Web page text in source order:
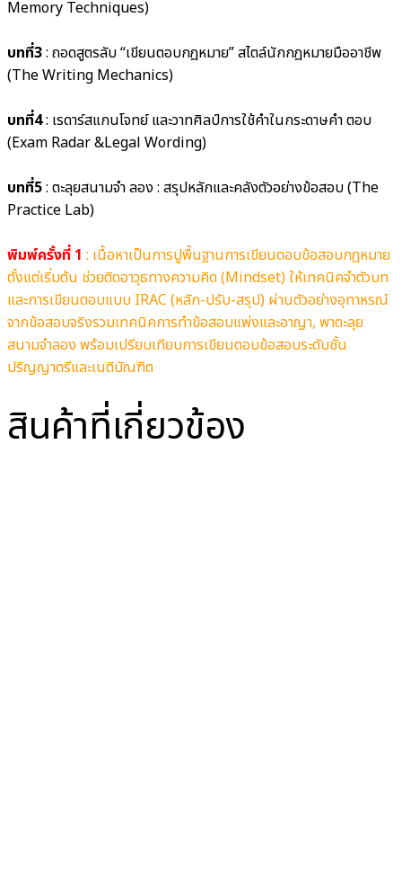
Memory Techniques)
บทที่3: ถอดสูตรลับ “เขียนตอบกฎหมาย” สไตล์นักกฎหมายมืออาชีพ
(The Writing Mechanics)
บทที่4: เรดาร์สแกนโจทย์ และวาทศิลป์การใช้คำในกระดาษคำ ตอบ
(Exam Radar &Legal Wording)
บทที่5: ตะลุยสนามจำ ลอง : สรุปหลักและคลังตัวอย่างข้อสอบ (The
Practice Lab)
พิมพ์ครั้งที่ 1 : เนื้อหาเป็นการปูพื้นฐานการเขียนตอบข้อสอบกฎหมาย
ตั้งแต่เริ่มต้น ช่วยติดอาวุธทางความคิด (Mindset) ให้เทคนิคจำตัวบท
และการเขียนตอบแบบ IRAC (หลัก-ปรับ-สรุป) ผ่านตัวอย่างอุทาหรณ์
จากข้อสอบจริงรวมเทคนิคการทำข้อสอบแพ่งและอาญา, พาตะลุย
สนามจำลอง พร้อมเปรียบเทียบการเขียนตอบข้อสอบระดับชั้น
ปริญญาตรีและเนติบัณฑิต
สินค้าที่เกี่ยวข้อง